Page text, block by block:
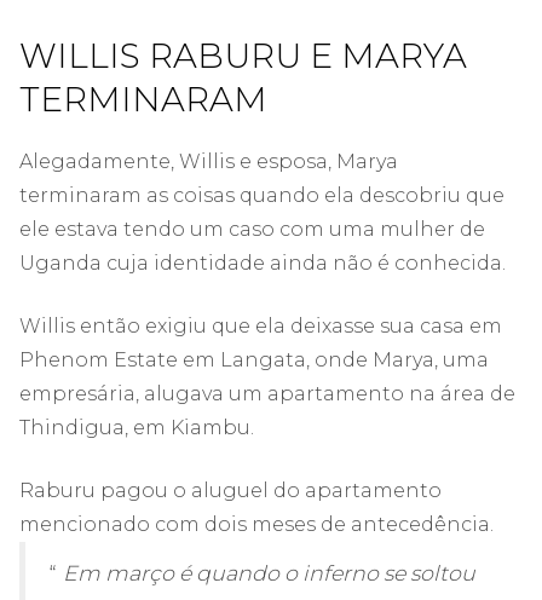
WILLIS RABURU E MARYA
TERMINARAM
Alegadamente, Willis e esposa, Marya
terminaram as coisas quando ela descobriu que
ele estava tendo um caso com uma mulher de
Uganda cuja identidade ainda não é conhecida.
Willis então exigiu que ela deixasse sua casa em
Phenom Estate em Langata, onde Marya, uma
empresária, alugava um apartamento na área de
Thindigua, em Kiambu.
Raburu pagou o aluguel do apartamento
mencionado com dois meses de antecedência.
“ Em março é quando o inferno se soltou